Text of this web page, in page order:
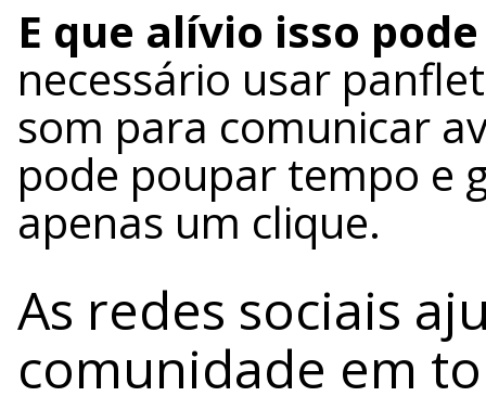
E que alívio isso
necessário usar
som para comunicar
pode poupar tempo e
apenas um clique.
As redes sociais
comunidade em